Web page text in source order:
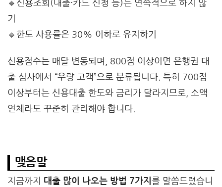
🔹신용조회(대출·카드 신청 등)는 연속적으로 하지 않
기
🔹한도 사용률은 30% 이하로 유지하기
신용점수는 매달 변동되며, 800점 이상이면 은행권 대
출 심사에서 “우량 고객”으로 분류됩니다. 특히 700점
이상부터는 신용대출 한도와 금리가 달라지므로, 소액
연체라도 꾸준히 관리해야 합니다.
맺음말
지금까지 대출 많이 나오는 방법 7가지 를 말씀드렸습니